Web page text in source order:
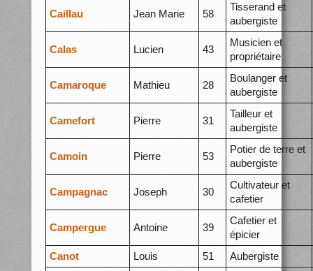
Caillau Jean Marie 58
Tisserand et
aubergiste
Calas Lucien 43
Musicien et
propriétaire
Camaroque Mathieu 28
Boulanger et
aubergiste
Camefort Pierre 31
Tailleur et
aubergiste
Camoin Pierre 53
Potier de terre et
aubergiste
Campagnac Joseph 30
Cultivateur et
cafetier
Campergue Antoine 39
Cafetier et
épicier
Canot
Louis 51 Aubergiste